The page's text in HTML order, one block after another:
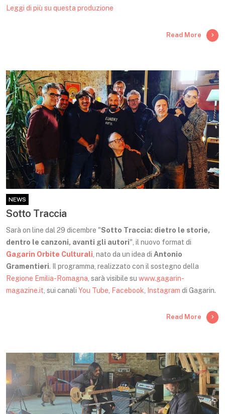
Leggi di più su questa produzione
Read More
NEWS
Sotto Traccia
Sarà on line dal 29 dicembre "Sotto Traccia: dietro le storie,
dentro le canzoni, avanti gli autori", il nuovo format di
Gagarin Orbite Culturali , nato da un idea di Antonio
Gramentieri. Il programma, realizzato con il sostegno della
Regione Emilia-Romagna , sarà visibile su www.gagarin-
magazine.it , sui canali You Tube Facebook Instagram di Gagarin.
Read More